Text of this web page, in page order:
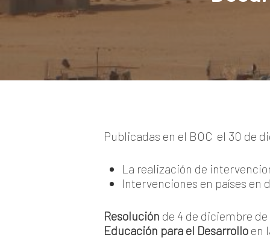
Publicadas en el BOC el 30 de
La realización de
Intervenciones en países en
Resolución de 4 de diciembre
Educación para el Desarrollo en